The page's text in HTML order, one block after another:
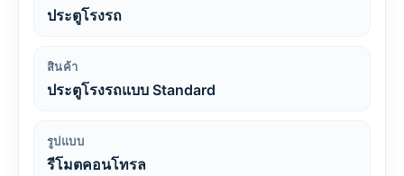
ประตูโรงรถ
สินค้า
ประตูโรงรถแบบ Standard
รูปแบบ
รีโมตคอนโทรล